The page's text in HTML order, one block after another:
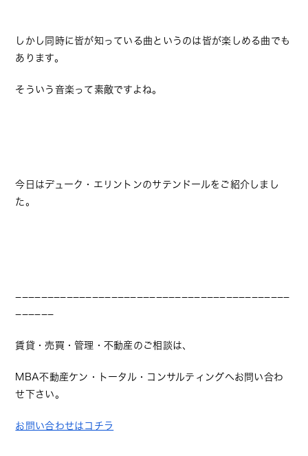
しかし同時に皆が知っている曲というのは皆が楽しめる曲でも
あります。
そういう音楽って素敵ですよね。
今日はデューク・エリントンのサテンドールをご紹介しまし
た。
−−−−−−−−−−−−−−−−−−−−−−−−−−−−−−−−−−−−−−−−−−−
−−−−−−
賃貸・売買・管理・不動産のご相談は、
MBA不動産ケン・トータル・コンサルティングへお問い合わ
せ下さい。
お問い合わせはコチラ